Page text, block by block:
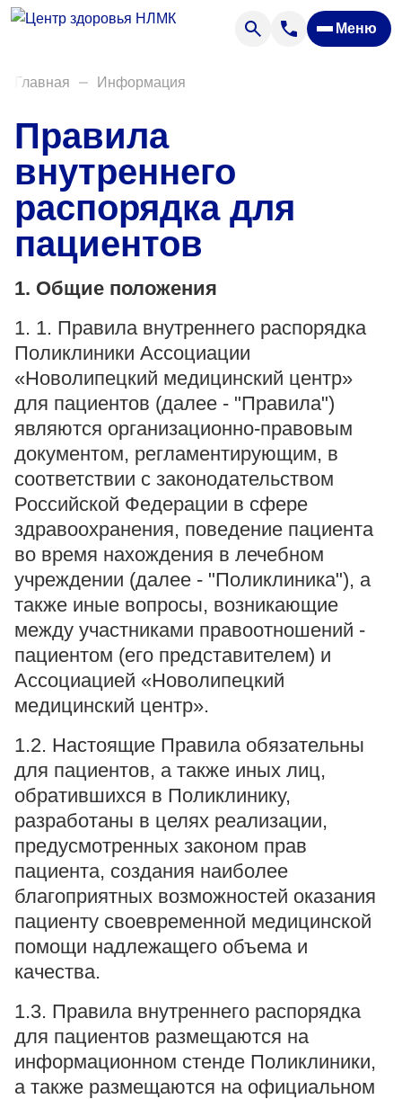
Меню
Анализы
Акции
Вакансии
О нас
Отзывы
Направления деятельности
Новости
Прейскурант цен
Спроси врача
Контакты
Центр здоровья НЛМК
Адрес
398005, г. Липецк, пл. Металлургов, 1
Понедельник — пятница 7:30–20:00
Суббота 08:00–16:00
Регистратура
Санаторий-профилакторий
«Парус»
Адрес
399000, г. Липецк, Плехановское лесничество,
Понедельник — четверг
08:00–16:45
перерыв 12:00–12:30
Пятница
перерыв 12:00–12:30
Администратор
+7 (4742) 72-73-31
Главная Информация
Правила
внутреннего
распорядка для
пациентов
1. Общие положения
1. 1. Правила внутреннего распорядка
Поликлиники Ассоциации
«Новолипецкий медицинский центр»
для пациентов (далее - "Правила")
являются организационно-правовым
документом, регламентирующим, в
соответствии с законодательством
Российской Федерации в сфере
здравоохранения, поведение пациента
во время нахождения в лечебном
учреждении (далее - "Поликлиника"), а
также иные вопросы, возникающие
между участниками правоотношений -
пациентом (его представителем) и
Ассоциацией «Новолипецкий
медицинский центр».
1.2. Настоящие Правила обязательны
для пациентов, а также иных лиц,
обратившихся в Поликлинику,
разработаны в целях реализации,
предусмотренных законом прав
пациента, создания наиболее
благоприятных возможностей оказания
пациенту своевременной медицинской
помощи надлежащего объема и
качества.
1.3. Правила внутреннего распорядка
для пациентов размещаются на
информационном стенде Поликлиники,
а также размещаются на официальном